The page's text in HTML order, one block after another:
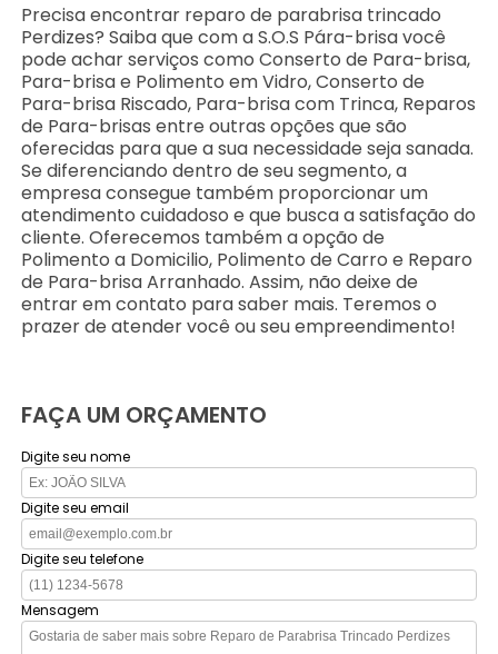
Precisa encontrar reparo de parabrisa trincado
Perdizes? Saiba que com a S.O.S Pára-brisa você
pode achar serviços como Conserto de Para-brisa,
Para-brisa e Polimento em Vidro, Conserto de
Para-brisa Riscado, Para-brisa com Trinca, Reparos
de Para-brisas entre outras opções que são
oferecidas para que a sua necessidade seja sanada.
Se diferenciando dentro de seu segmento, a
empresa consegue também proporcionar um
atendimento cuidadoso e que busca a satisfação do
cliente. Oferecemos também a opção de
Polimento a Domicilio, Polimento de Carro e Reparo
de Para-brisa Arranhado. Assim, não deixe de
entrar em contato para saber mais. Teremos o
prazer de atender você ou seu empreendimento!
FAÇA UM ORÇAMENTO
Digite seu nome
Digite seu email
Digite seu telefone
Mensagem